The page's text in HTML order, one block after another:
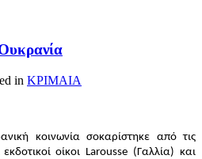
in ΚΡΙΜΑΙΑ
κοινωνία σοκαρίστηκε από τις
οίκοι Larousse (Γαλλία) και